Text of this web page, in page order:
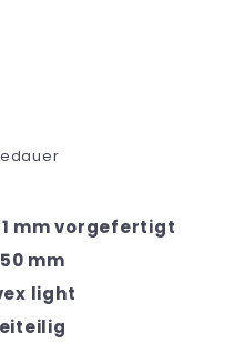
mm vorgefertigt
50 mm
light